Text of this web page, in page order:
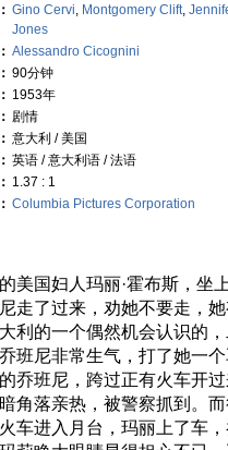
Gino Cervi, Montgomery Clift,
Jones
Alessandro Cicognini
90分钟
1953年
剧情
意大利 / 美国
英语 / 意大利语 / 法语
1.37 : 1
Columbia Pictures Corporation
美国妇人玛丽·霍布斯，坐
走了过来，劝她不要走，
利的一个偶然机会认识的
班尼非常生气，打了她一
乔班尼，跨过正有火车开
角落亲热，被警察抓到。
车进入月台，玛丽上了车